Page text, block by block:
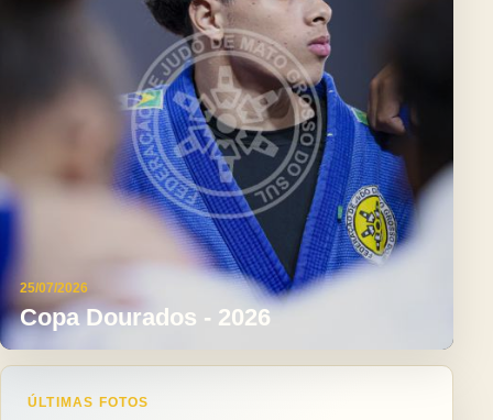
25/07/2026
Copa Dourados - 2026
ÚLTIMAS FOTOS